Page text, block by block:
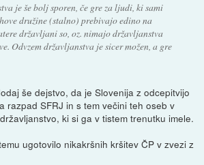
je še bolj sporen, če gre za ljudi, ki sami
družine (stalno) prebivajo edino na
državljani so, oz. nimajo državljanstva
Odvzem državljanstva je sicer možen, a gre
še dejstvo, da je Slovenija z odcepitvijo
razpad SFRJ in s tem večini teh oseb v
ki si ga v tistem trenutku imele.
ugotovilo nikakršnih kršitev ČP v zvezi z